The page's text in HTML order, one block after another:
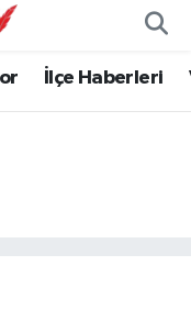
İlçe Haberleri